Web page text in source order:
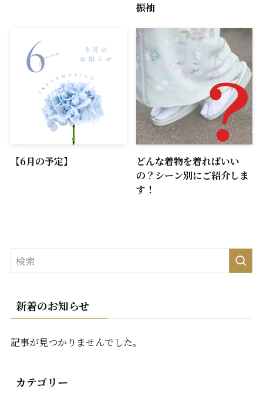
振袖
【6月の予定】
どんな着物を着ればいい
の？シーン別にご紹介しま
す！
新着のお知らせ
記事が見つかりませんでした。
カテゴリー